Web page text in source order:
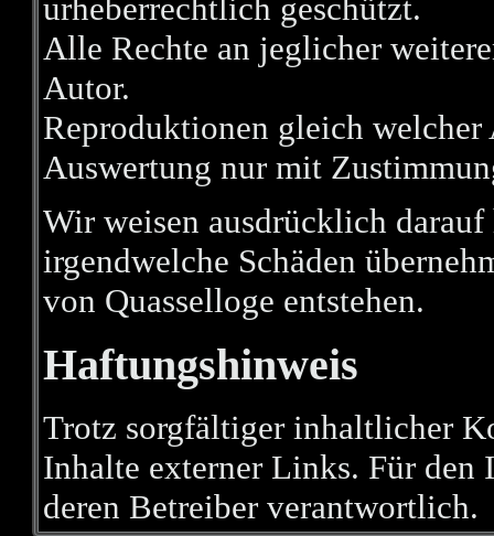
urheberrechtlich geschützt.
Alle Rechte an jeglicher
Autor.
Reproduktionen gleich
Auswertung nur mit
Wir weisen ausdrücklich
irgendwelche Schäden
von Quasselloge entstehen.
Haftungshinweis
Trotz sorgfältiger inhaltlicher
Inhalte externer Links. Für
deren Betreiber verantwortlich.